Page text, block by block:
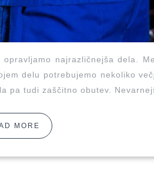
opravljamo najrazličnejša dela.
delu potrebujemo nekoliko
pa tudi zaščitno obutev.
MORE READ
MORE